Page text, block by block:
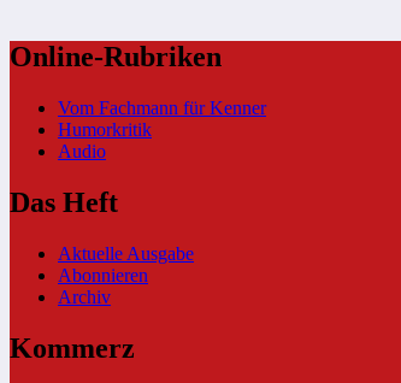
Online-Rubriken
Vom Fachmann für Kenner
Humorkritik
Audio
Das Heft
Aktuelle Ausgabe
Abonnieren
Archiv
Kommerz